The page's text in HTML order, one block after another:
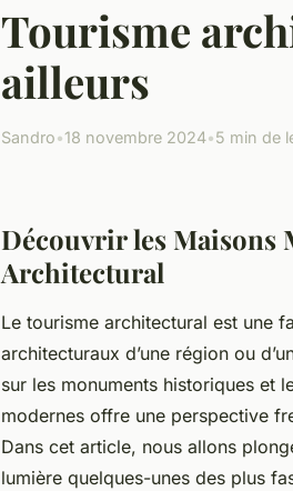
Tourisme
ailleurs
Sandro•18 novembre 2024•5 min de
Découvrir les Maisons
Architectural
Le tourisme architectural est une
architecturaux d’une région ou
sur les monuments historiques et
modernes offre une perspective
Dans cet article, nous allons
lumière quelques-unes des plus